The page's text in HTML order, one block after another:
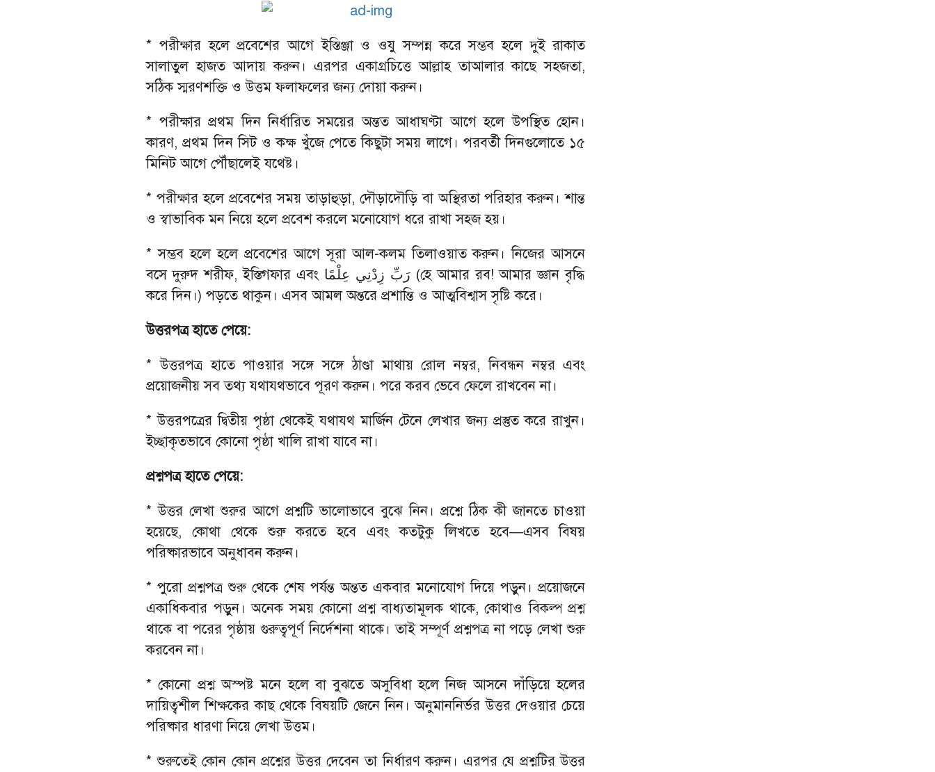
* পরীক্ষার হলে প্রবেশের আগে ইস্তিঞ্জা ও ওযু সম্পন্ন করে সম্ভব হলে দুই রাকাত
সালাতুল হাজত আদায় করুন। এরপর একাগ্রচিত্তে আল্লাহ তাআলার কাছে সহজতা,
সঠিক স্মরণশক্তি ও উত্তম ফলাফলের জন্য দোয়া করুন।
* পরীক্ষার প্রথম দিন নির্ধারিত সময়ের অন্তত আধাঘণ্টা আগে হলে উপস্থিত হোন।
কারণ, প্রথম দিন সিট ও কক্ষ খুঁজে পেতে কিছুটা সময় লাগে। পরবর্তী দিনগুলোতে ১৫
মিনিট আগে পৌঁছালেই যথেষ্ট।
* পরীক্ষার হলে প্রবেশের সময় তাড়াহুড়া, দৌড়াদৌড়ি বা অস্থিরতা পরিহার করুন। শান্ত
ও স্বাভাবিক মন নিয়ে হলে প্রবেশ করলে মনোযোগ ধরে রাখা সহজ হয়।
* সম্ভব হলে হলে প্রবেশের আগে সূরা আল-কলম তিলাওয়াত করুন। নিজের আসনে
বসে দুরুদ শরীফ, ইস্তিগফার এবং رَبِّ زِدْنِي عِلْمًا (হে আমার রব! আমার জ্ঞান বৃদ্ধি
করে দিন।) পড়তে থাকুন। এসব আমল অন্তরে প্রশান্তি ও আত্মবিশ্বাস সৃষ্টি করে।
উত্তরপত্র হাতে পেয়ে:
* উত্তরপত্র হাতে পাওয়ার সঙ্গে সঙ্গে ঠাণ্ডা মাথায় রোল নম্বর, নিবন্ধন নম্বর এবং
প্রয়োজনীয় সব তথ্য যথাযথভাবে পূরণ করুন। পরে করব ভেবে ফেলে রাখবেন না।
* উত্তরপত্রের দ্বিতীয় পৃষ্ঠা থেকেই যথাযথ মার্জিন টেনে লেখার জন্য প্রস্তুত করে রাখুন।
ইচ্ছাকৃতভাবে কোনো পৃষ্ঠা খালি রাখা যাবে না।
প্রশ্নপত্র হাতে পেয়ে:
* উত্তর লেখা শুরুর আগে প্রশ্নটি ভালোভাবে বুঝে নিন। প্রশ্নে ঠিক কী জানতে চাওয়া
হয়েছে, কোথা থেকে শুরু করতে হবে এবং কতটুকু লিখতে হবে—এসব বিষয়
পরিষ্কারভাবে অনুধাবন করুন।
* পুরো প্রশ্নপত্র শুরু থেকে শেষ পর্যন্ত অন্তত একবার মনোযোগ দিয়ে পড়ুন। প্রয়োজনে
একাধিকবার পড়ুন। অনেক সময় কোনো প্রশ্ন বাধ্যতামূলক থাকে, কোথাও বিকল্প প্রশ্ন
থাকে বা পরের পৃষ্ঠায় গুরুত্বপূর্ণ নির্দেশনা থাকে। তাই সম্পূর্ণ প্রশ্নপত্র না পড়ে লেখা শুরু
করবেন না।
* কোনো প্রশ্ন অস্পষ্ট মনে হলে বা বুঝতে অসুবিধা হলে নিজ আসনে দাঁড়িয়ে হলের
দায়িত্বশীল শিক্ষকের কাছ থেকে বিষয়টি জেনে নিন। অনুমাননির্ভর উত্তর দেওয়ার চেয়ে
পরিষ্কার ধারণা নিয়ে লেখা উত্তম।
* শুরুতেই কোন কোন প্রশ্নের উত্তর দেবেন তা নির্ধারণ করুন। এরপর যে প্রশ্নটির উত্তর